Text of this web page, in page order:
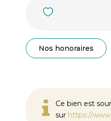
Nos honoraires
Ce bien est
sur https://